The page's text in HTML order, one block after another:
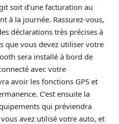
soit d’une facturation au
à la journée. Rassurez-vous,
déclarations très précises à
que vous devez utiliser votre
sera installé à bord de
avec votre
avoir les fonctions GPS et
C’est ensuite la
qui préviendra
avez utilisé votre auto, et